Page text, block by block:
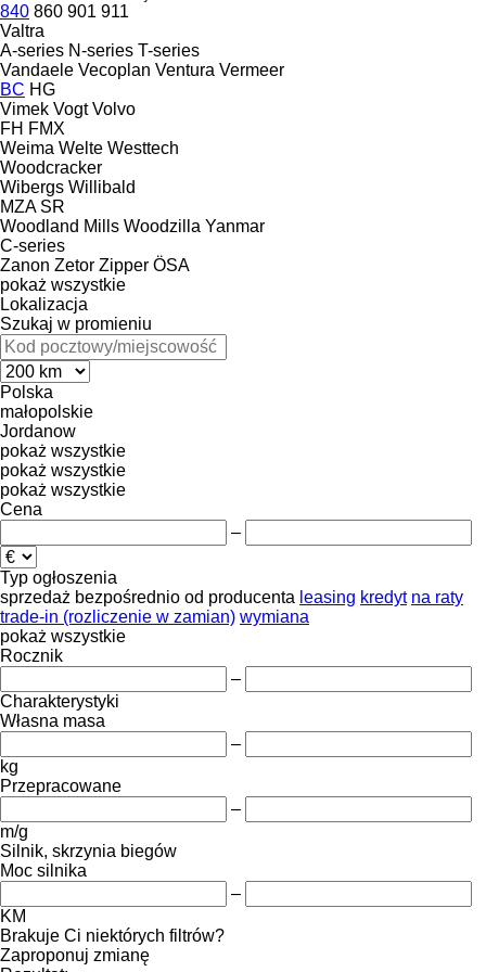
840 860 901 911
Valtra
A-series N-series T-series
Vandaele Vecoplan Ventura Vermeer
BC HG
Vimek Vogt Volvo
FH FMX
Weima Welte Westtech
Woodcracker
Wibergs Willibald
MZA SR
Woodland Mills Woodzilla Yanmar
C-series
Zanon Zetor Zipper ÖSA
pokaż wszystkie
Lokalizacja
Szukaj w promieniu
Polska
małopolskie
Jordanow
pokaż wszystkie
pokaż wszystkie
pokaż wszystkie
Cena
–
Typ ogłoszenia
sprzedaż bezpośrednio od producenta leasing kredyt na raty
trade-in (rozliczenie w zamian) wymiana
pokaż wszystkie
Rocznik
–
Charakterystyki
Własna masa
–
kg
Przepracowane
–
m/g
Silnik, skrzynia biegów
Moc silnika
–
KM
Brakuje Ci niektórych filtrów?
Zaproponuj zmianę